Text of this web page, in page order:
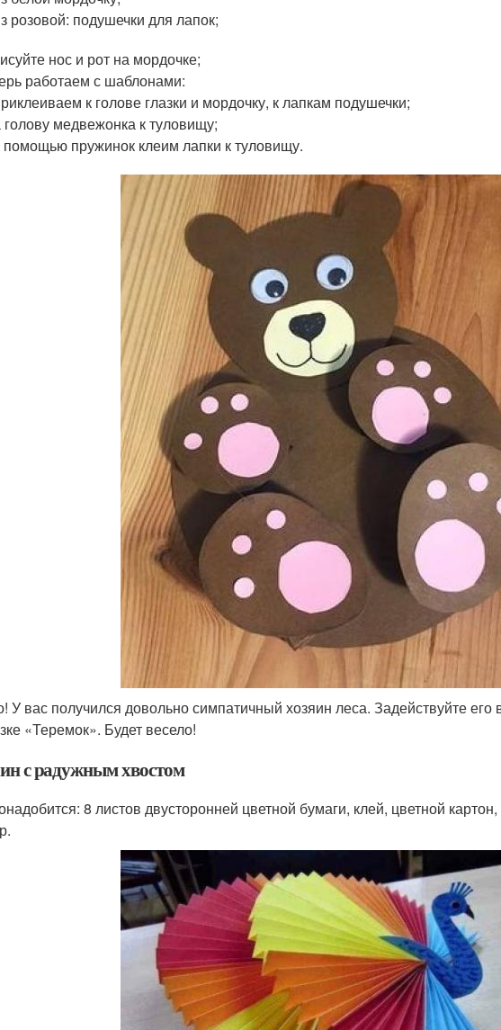
розовой: подушечки для лапок;
нос и рот на мордочке;
работаем с шаблонами:
к голове глазки и мордочку, к лапкам подушечки;
голову медвежонка к туловищу;
помощью пружинок клеим лапки к туловищу.
У вас получился довольно симпатичный хозяин леса. Задействуйте
«Теремок». Будет весело!
с радужным хвостом
8 листов двусторонней цветной бумаги, клей, цветной